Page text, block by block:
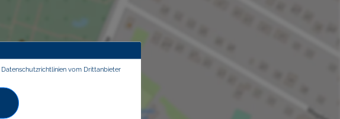
Datenschutzrichtlinien vom Drittanbieter